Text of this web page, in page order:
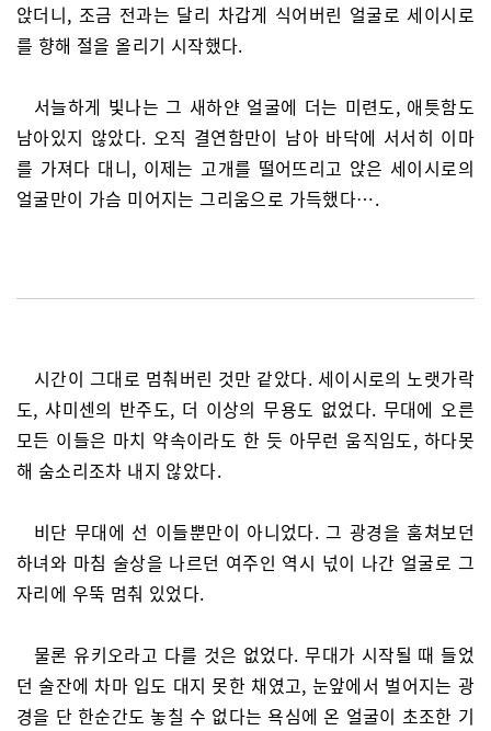
앉더니, 조금 전과는 달리 차갑게 식어버린 얼굴로 세이시로
를 향해 절을 올리기 시작했다.
서늘하게 빛나는 그 새하얀 얼굴에 더는 미련도, 애틋함도
남아있지 않았다. 오직 결연함만이 남아 바닥에 서서히 이마
를 가져다 대니, 이제는 고개를 떨어뜨리고 앉은 세이시로의
얼굴만이 가슴 미어지는 그리움으로 가득했다….
시간이 그대로 멈춰버린 것만 같았다. 세이시로의 노랫가락
도, 샤미센의 반주도, 더 이상의 무용도 없었다. 무대에 오른
모든 이들은 마치 약속이라도 한 듯 아무런 움직임도, 하다못
해 숨소리조차 내지 않았다.
비단 무대에 선 이들뿐만이 아니었다. 그 광경을 훔쳐보던
하녀와 마침 술상을 나르던 여주인 역시 넋이 나간 얼굴로 그
자리에 우뚝 멈춰 있었다.
물론 유키오라고 다를 것은 없었다. 무대가 시작될 때 들었
던 술잔에 차마 입도 대지 못한 채였고, 눈앞에서 벌어지는 광
경을 단 한순간도 놓칠 수 없다는 욕심에 온 얼굴이 초조한 기